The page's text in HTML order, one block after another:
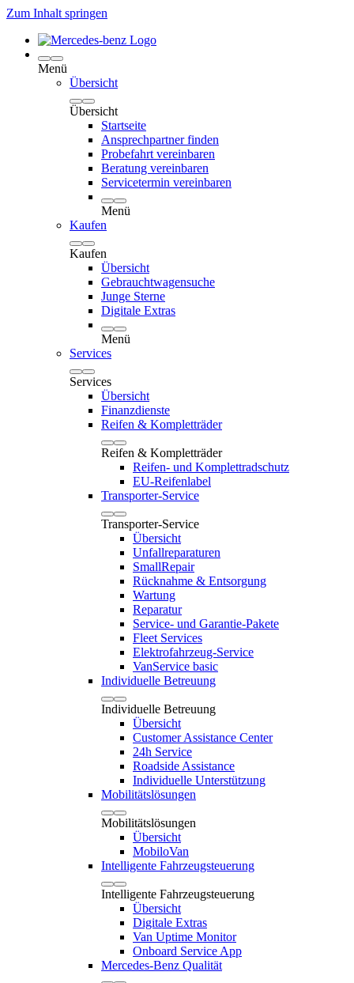
Zum Inhalt springen
Menü
Übersicht
Übersicht
Startseite
Ansprechpartner finden
Probefahrt vereinbaren
Beratung vereinbaren
Servicetermin vereinbaren
Menü
Kaufen
Kaufen
Übersicht
Gebrauchtwagensuche
Junge Sterne
Digitale Extras
Menü
Services
Services
Übersicht
Finanzdienste
Reifen & Kompletträder
Reifen & Kompletträder
Reifen- und Komplettradschutz
EU-Reifenlabel
Transporter-Service
Transporter-Service
Übersicht
Unfallreparaturen
SmallRepair
Rücknahme & Entsorgung
Wartung
Reparatur
Service- und Garantie-Pakete
Fleet Services
Elektrofahrzeug-Service
VanService basic
Individuelle Betreuung
Individuelle Betreuung
Übersicht
Customer Assistance Center
24h Service
Roadside Assistance
Individuelle Unterstützung
Mobilitätslösungen
Mobilitätslösungen
Übersicht
MobiloVan
Intelligente Fahrzeugsteuerung
Intelligente Fahrzeugsteuerung
Übersicht
Digitale Extras
Van Uptime Monitor
Onboard Service App
Mercedes-Benz Qualität